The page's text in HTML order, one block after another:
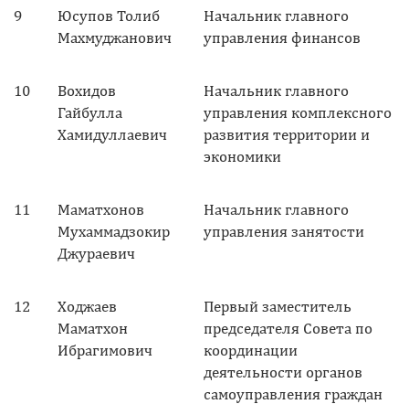
9
Юсупов Толиб
Махмуджанович
Начальник главного
управления финансов
10
Вохидов
Гайбулла
Хамидуллаевич
Начальник главного
управления комплексного
развития территории и
экономики
11
Маматхонов
Мухаммадзокир
Джураевич
Начальник главного
управления занятости
12
Ходжаев
Маматхон
Ибрагимович
Первый заместитель
председателя Совета по
координации
деятельности органов
самоуправления граждан